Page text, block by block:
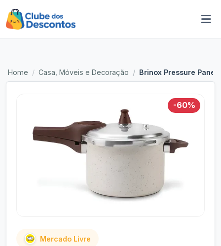
Home Casa, Móveis e Decoração Brinox Pressure
-60%
Mercado Livre